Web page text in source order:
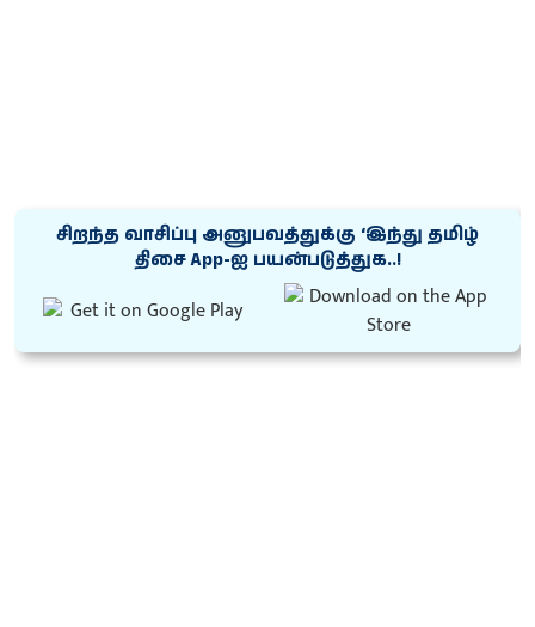
சிறந்த வாசிப்பு அனுபவத்துக்கு ‘இந்து தமிழ்
திசை App-ஐ பயன்படுத்துக..!